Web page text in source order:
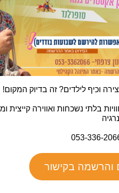
וכיף לילדים? זה בדיוק המקום!
בלתי נשכחות ואווירה קייצית
והרשמה בקישור